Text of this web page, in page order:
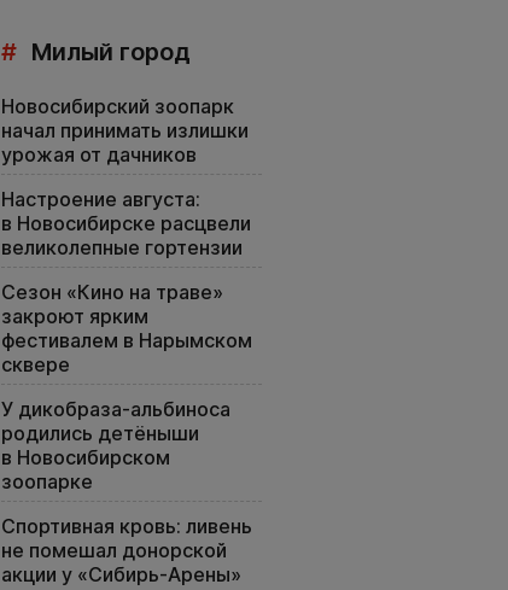
# Милый город
Новосибирский зоопарк
начал принимать излишки
урожая от дачников
Настроение августа:
в Новосибирске расцвели
великолепные гортензии
Сезон «Кино на траве»
закроют ярким
фестивалем в Нарымском
сквере
У дикобраза-альбиноса
родились детёныши
в Новосибирском
зоопарке
Спортивная кровь: ливень
не помешал донорской
акции у «Сибирь-Арены»